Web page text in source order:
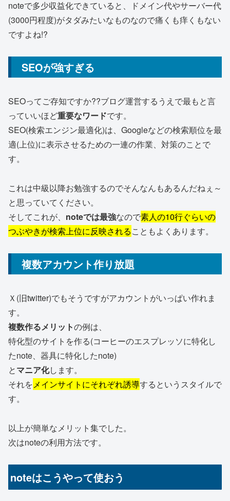
noteで多少収益化できていると、ドメイン代やサーバー代
(3000円程度)がタダみたいなものなので痛くも痒くもない
ですよね!?
SEOが強すぎる
SEOってご存知ですか??ブログ運営するうえで最もと言
っていいほど重要なワードです。
SEO(検索エンジン最適化)は、Googleなどの検索順位を最
適(上位)に表示させるための一連の作業、対策のことで
す。
これは中級以降お勉強するのでそんなんもあるんだねぇ～
と思っていてください。
そしてこれが、 noteでは最強なので素人の10行ぐらいの
つぶやきが検索上位に反映されることもよくあります。
複数アカウント作り放題
Ｘ(旧twitter)でもそうですがアカウントがいっぱい作れま
す。
複数作るメリットの例は、
特化型のサイトを作る(コーヒーのエスプレッソに特化し
たnote、器具に特化したnote)
とマニア化します。
それをメインサイトにそれぞれ誘導するというスタイルで
す。
以上が簡単なメリット集でした。
次はnoteの利用方法です。
noteはこうやって使おう